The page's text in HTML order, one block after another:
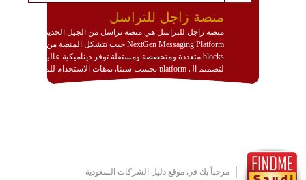
منصة زاجل للتراسل
منصة زاجل للتراسل هي منصة تراسل من الجيل الجديد
NextGen Messaging Platform حيث تتشكل المنصة من
blocks متعددة ومتخصصة ومستقلة توفر ديناميكية عالية
لتصميم ال platform بحسب سيناريوهات الاستخدام للمنصة
وتتوافق مع النشر والاستثمار ضمن بيئة استضافة dedicated
http://www.plutosms.com/zagel
مرحباً بك في موقع دليل الشركات السعودية